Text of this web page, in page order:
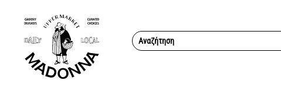
περιεχόμενο
Αναζήτηση
για: